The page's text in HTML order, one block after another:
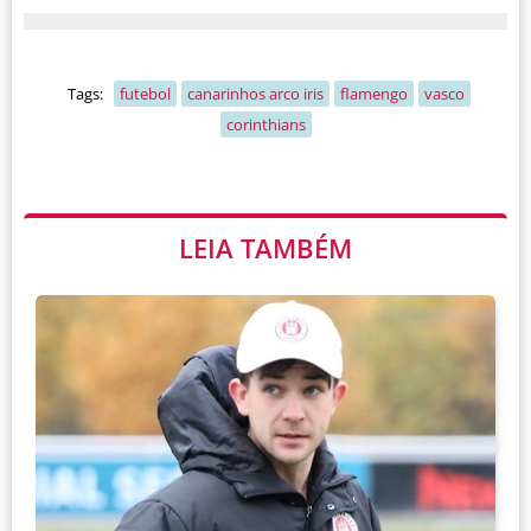
Tags: futebol canarinhos arco iris flamengo
vasco
corinthians
LEIA TAMBÉM